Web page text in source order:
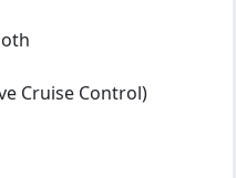
Cruise Control)